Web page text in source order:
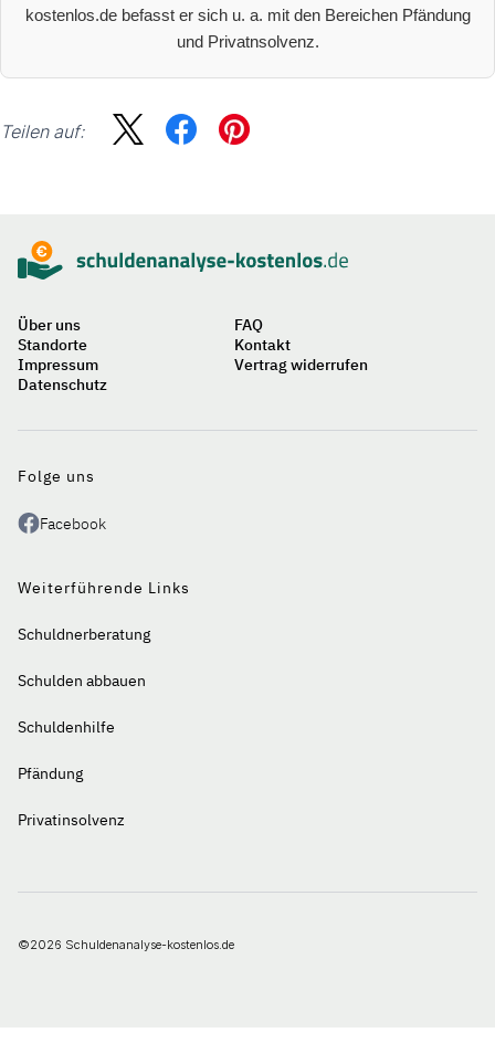
kostenlos.de befasst er sich u. a. mit den Bereichen Pfändung
und Privatnsolvenz.
Teilen auf:
Über uns
FAQ
Standorte
Kontakt
Impressum
Vertrag widerrufen
Datenschutz
Folge uns
Facebook
Weiterführende Links
Schuldnerberatung
Schulden abbauen
Schuldenhilfe
Pfändung
Privatinsolvenz
©2026 Schuldenanalyse-kostenlos.de